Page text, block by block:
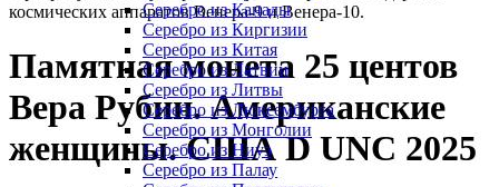
Серебро из Канады
Серебро из Киргизии
Серебро из Китая
Серебро из Латвии
Серебро из Литвы
Серебро из Люксембурга
Серебро из Монголии
Серебро из Ниуэ
Серебро из Палау
космических аппаратов Венера-9 и Венера-10.
Памятная монета 25 центов
Вера Рубин. Американские
женщины. США D UNC 2025